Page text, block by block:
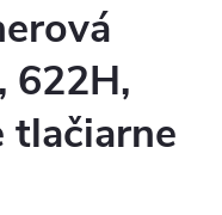
622H,
tlačiarne